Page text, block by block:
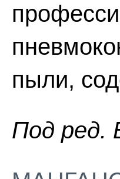
пыли,
Пoд peд.